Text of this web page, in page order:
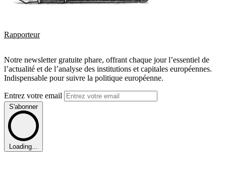
Rapporteur
Notre newsletter gratuite phare, offrant chaque jour l’essentiel de
l’actualité et de l’analyse des institutions et capitales européennes.
Indispensable pour suivre la politique européenne.
Entrez votre email
S'abonner
Loading...